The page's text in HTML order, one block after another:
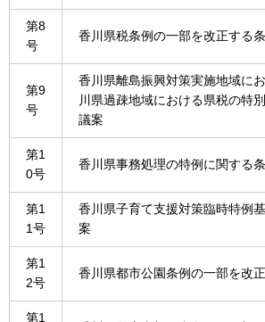
第8
号
香川県税条例の一部を改正する
第9
号
香川県離島振興対策実施地域に
川県過疎地域における県税の特
議案
第1
0号
香川県事務処理の特例に関する
第1
1号
香川県子育て支援対策臨時特例
案
第1
2号
香川県都市公園条例の一部を改
第1